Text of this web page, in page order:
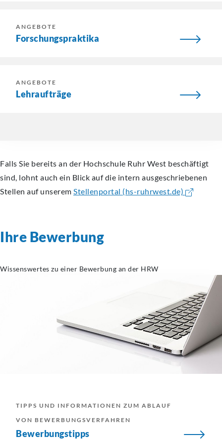
ANGEBOTE
Forschungspraktika
ANGEBOTE
Lehraufträge
Falls Sie bereits an der Hochschule Ruhr West beschäftigt
sind, lohnt auch ein Blick auf die intern ausgeschriebenen
Stellen auf unserem Stellenportal (hs-ruhrwest.de)
Ihre Bewerbung
Wissenswertes zu einer Bewerbung an der HRW
TIPPS UND INFORMATIONEN ZUM ABLAUF
VON BEWERBUNGSVERFAHREN
Bewerbungstipps